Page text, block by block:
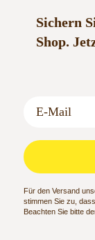
Sichern
Shop.
Für den Versand
stimmen Sie zu,
Beachten Sie bitte